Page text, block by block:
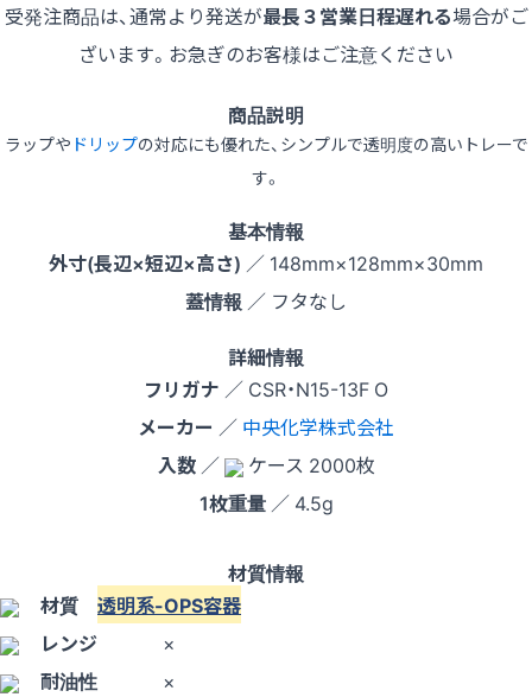
受発注商品は、通常より発送が最長３営業日程遅れる場合がご
ざいます。お急ぎのお客様はご注意ください
商品説明
ラップや ドリップの対応にも優れた、シンプルで透明度の高いトレーで
す。
基本情報
外寸(長辺×短辺×高さ) ／ 148mm×128mm×30mm
蓋情報 ／ フタなし
詳細情報
フリガナ ／ CSR・N15-13F O
メーカー ／ 中央化学株式会社
入数／
ケース 2000枚
1枚重量／ 4.5g
材質情報
材質 透明系-OPS容器
レンジ
×
耐油性
×